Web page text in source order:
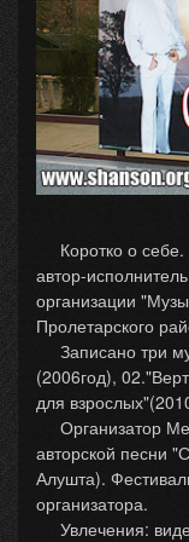
Коротко о себе.
автор-
организации
Пролетарского
Записано три
(2006год),
для
Организатор
авторской песни
Алушта).
организатора.
Увлечения: